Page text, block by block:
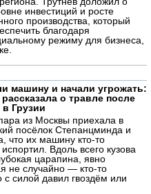
инвестиций и росте
производства, который
благодаря
режиму для бизнеса,
машину и начали угрожать:
о травле после
Грузии
из Москвы приехала в
посёлок Степанцминда и
что их машину кто-то
Вдоль всего кузова
царапина, явно
не случайно — кто-то
с силой давил гвоздём или